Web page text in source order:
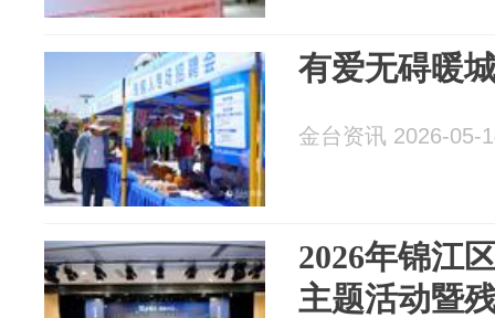
有爱无碍暖
金台资讯 2026-05-
2026年锦江
主题活动暨